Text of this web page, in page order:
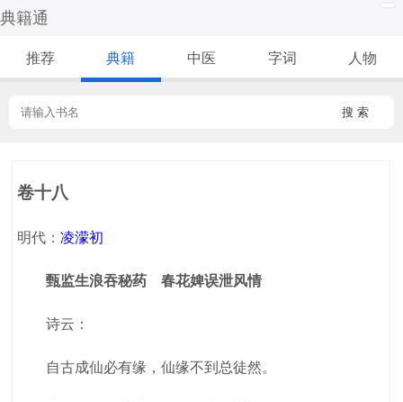
典籍通
推荐 典籍 中医 字词 人物
搜 索
卷十八
明代：凌濛初
甄监生浪吞秘药 春花婢误泄风情
诗云：
自古成仙必有缘，仙缘不到总徒然。